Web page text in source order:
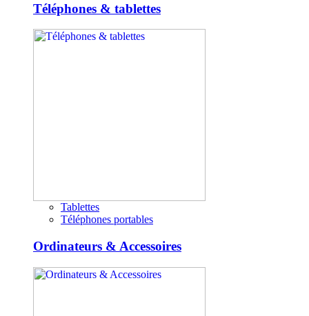
Téléphones & tablettes
Tablettes
Téléphones portables
Ordinateurs & Accessoires